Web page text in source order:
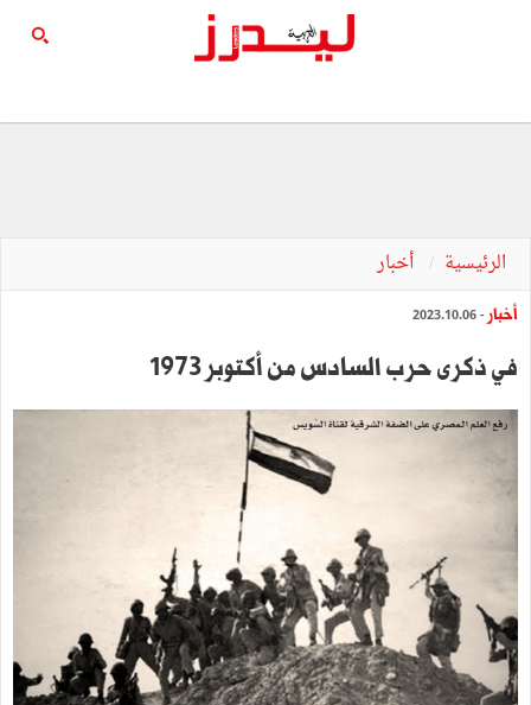
الرئيسية أخبار
أخبار - 2023.10.06
في ذكرى حرب السادس من أكتوبر 1973